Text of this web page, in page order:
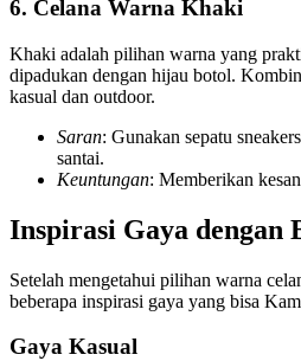
6. Celana Warna Khaki
Khaki adalah pilihan warna yang
dipadukan dengan hijau botol.
kasual dan outdoor.
Saran: Gunakan sepatu
santai.
Keuntungan: Memberikan
Inspirasi Gaya dengan
Setelah mengetahui pilihan warna
beberapa inspirasi gaya yang bisa
Gaya Kasual